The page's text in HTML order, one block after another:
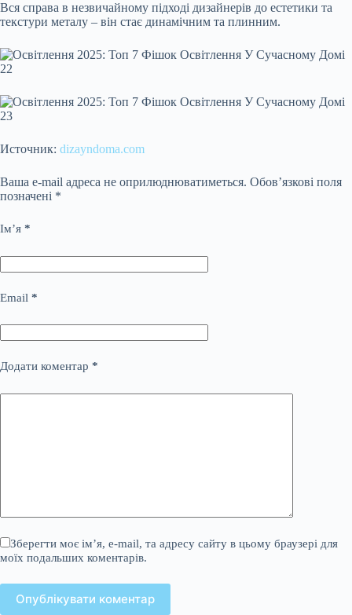
Вся справа в незвичайному підході дизайнерів до естетики та
текстури металу – він стає динамічним та плинним.
Источник: dizayndoma.com
Ваша e-mail адреса не оприлюднюватиметься. Обов’язкові поля
позначені *
Ім’я *
Email *
Додати коментар *
Зберегти моє ім’я, e-mail, та адресу сайту в цьому браузері для
моїх подальших коментарів.
Опублікувати коментар